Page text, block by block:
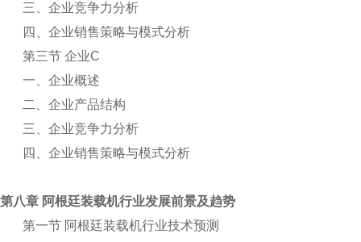
三、企业竞争力分析
四、企业销售策略与模式分析
第三节 企业C
一、企业概述
二、企业产品结构
三、企业竞争力分析
四、企业销售策略与模式分析
第八章 阿根廷装载机行业发展前景及趋势
第一节 阿根廷装载机行业技术预测